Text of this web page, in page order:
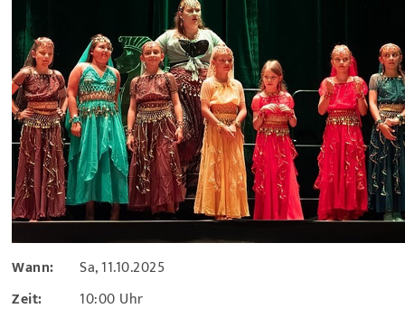
Wann:
Sa, 11.10.2025
Zeit:
10:00 Uhr